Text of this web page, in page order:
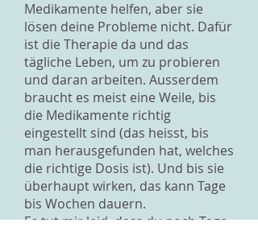
Medikamente helfen, aber sie
lösen deine Probleme nicht. Dafür
ist die Therapie da und das
tägliche Leben, um zu probieren
und daran arbeiten. Ausserdem
braucht es meist eine Weile, bis
die Medikamente richtig
eingestellt sind (das heisst, bis
man herausgefunden hat, welches
die richtige Dosis ist). Und bis sie
überhaupt wirken, das kann Tage
bis Wochen dauern.
Es tut mir leid, dass du noch Tage